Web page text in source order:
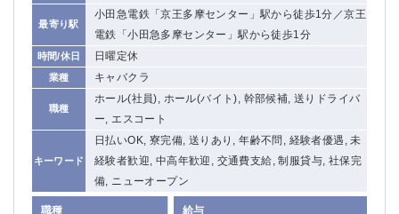
最寄り駅
小田急電鉄「京王多摩センター」駅から徒歩1分／京王
電鉄「小田急多摩センター」駅から徒歩1分
時間/休日 日曜定休
業種 キャバクラ
職種
ホール(社員), ホール(バイト), 幹部候補, 送りドライバ
ー, エスコート
キーワード
日払いOK, 寮完備, 送りあり, 年齢不問, 経験者優遇, 未
経験者歓迎, 中高年歓迎, 交通費支給, 制服貸与, 社保完
備, ニューオープン
職種 給与